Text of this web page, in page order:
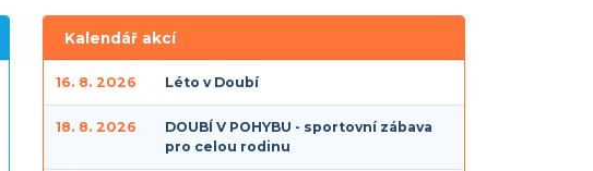
Kalendář akcí
16. 8. 2026 Léto v Doubí
18. 8. 2026
DOUBÍ V POHYBU - sportovní zábava
pro celou rodinu